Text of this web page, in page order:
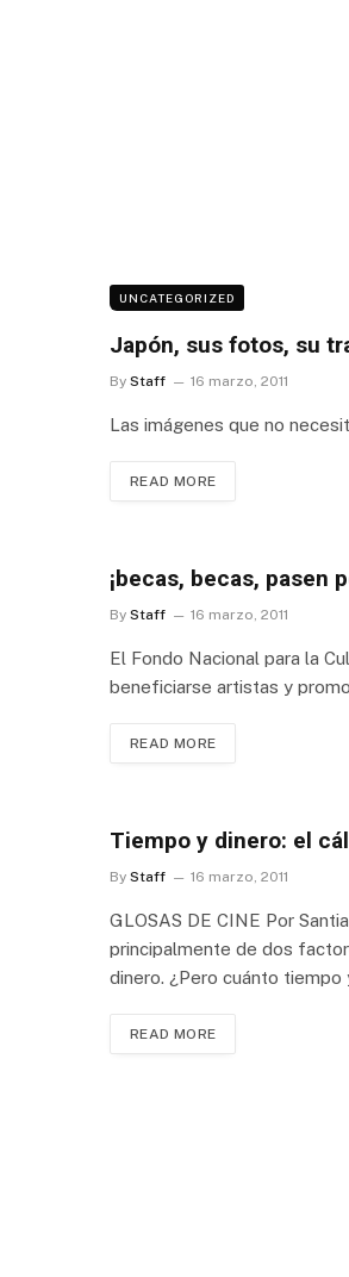
UNCATEGORIZED
Japón, sus fotos, su
By Staff 16 marzo, 2011
Las imágenes que no
READ MORE
¡becas, becas, pasen
By Staff 16 marzo, 2011
El Fondo Nacional para la
beneficiarse artistas y
READ MORE
Tiempo y dinero: el
By Staff 16 marzo, 2011
GLOSAS DE CINE Por
principalmente de dos
dinero. ¿Pero cuánto tiempo
READ MORE